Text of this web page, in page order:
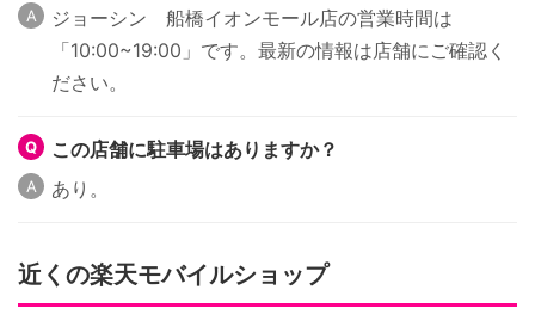
ジョーシン 船橋イオンモール店の営業時間は
「10:00~19:00」です。最新の情報は店舗にご確認く
ださい。
この店舗に駐車場はありますか？
あり。
近くの楽天モバイルショップ